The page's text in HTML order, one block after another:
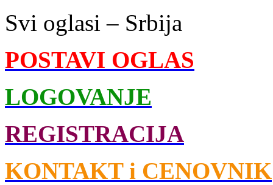
Svi oglasi – Srbija
POSTAVI OGLAS
LOGOVANJE
REGISTRACIJA
KONTAKT i CENOVNIK